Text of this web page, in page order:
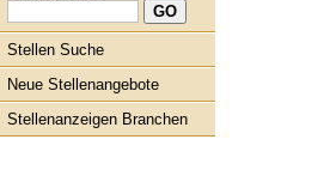
Stellen Suche
Neue Stellenangebote
Stellenanzeigen Branchen